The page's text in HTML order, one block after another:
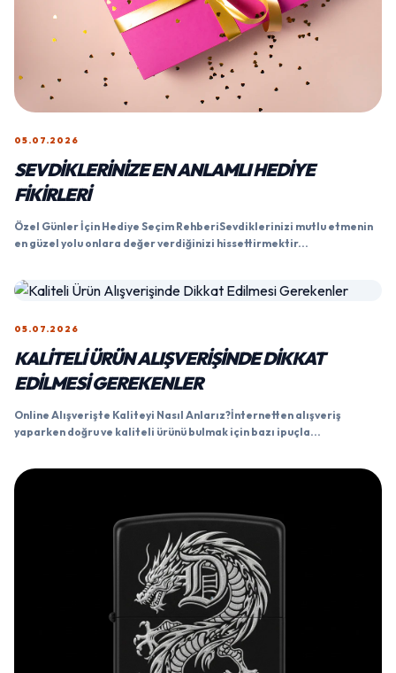
05.07.2026
SEVDIKLERINIZE EN ANLAMLI HEDIYE
FIKIRLERI
Özel Günler İçin Hediye Seçim RehberiSevdiklerinizi mutlu etmenin
en güzel yolu onlara değer verdiğinizi hissettirmektir...
05.07.2026
KALITELI ÜRÜN ALIŞVERIŞINDE DIKKAT
EDILMESI GEREKENLER
Online Alışverişte Kaliteyi Nasıl Anlarız?İnternetten alışveriş
yaparken doğru ve kaliteli ürünü bulmak için bazı ipuçla...